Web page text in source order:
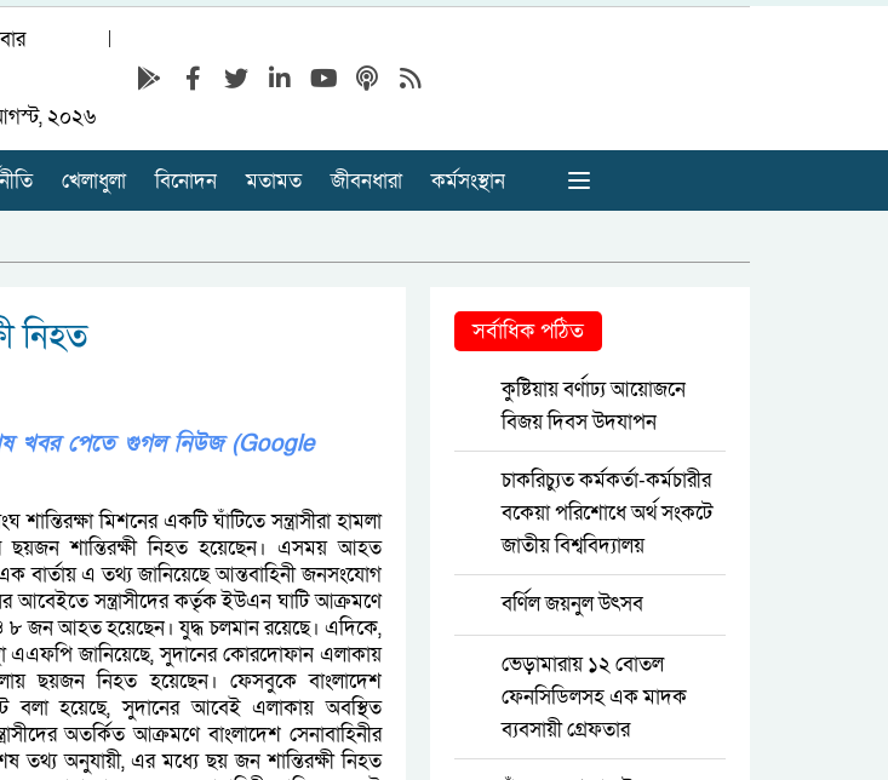
২০২৬
খেলাধুলা বিনোদন মতামত জীবনধারা
কর্মসংস্থান
নিহত
খবর পেতে গুগল নিউজ (Google
মিশনের একটি ঘাঁটিতে সন্ত্রাসীরা হামলা
ছয়জন শান্তিরক্ষী নিহত হয়েছেন। এসময় আহত
এ তথ্য জানিয়েছে আন্তবাহিনী জনসংযোগ
সন্ত্রাসীদের কর্তৃক ইউএন ঘাটি আক্রমণে
ও ৮ জন আহত হয়েছেন। যুদ্ধ চলমান রয়েছে। এদিকে,
এএফপি জানিয়েছে, সুদানের কোরদোফান এলাকায়
ছয়জন নিহত হয়েছেন। ফেসবুকে বাংলাদেশ
বলা হয়েছে, সুদানের আবেই এলাকায় অবস্থিত
অতর্কিত আক্রমণে বাংলাদেশ সেনাবাহিনীর
তথ্য অনুযায়ী, এর মধ্যে ছয় জন শান্তিরক্ষী নিহত
সর্বাধিক পঠিত
কুষ্টিয়ায় বর্ণাঢ্য আয়োজনে
বিজয় দিবস উদযাপন
চাকরিচ্যুত কর্মকর্তা-কর্মচারীর
বকেয়া পরিশোধে অর্থ সংকটে
জাতীয় বিশ্ববিদ্যালয়
বর্ণিল জয়নুল উৎসব
ভেড়ামারায় ১২ বোতল
ফেনসিডিলসহ এক মাদক
ব্যবসায়ী গ্রেফতার